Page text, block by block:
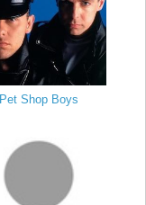
Pet Shop Boys